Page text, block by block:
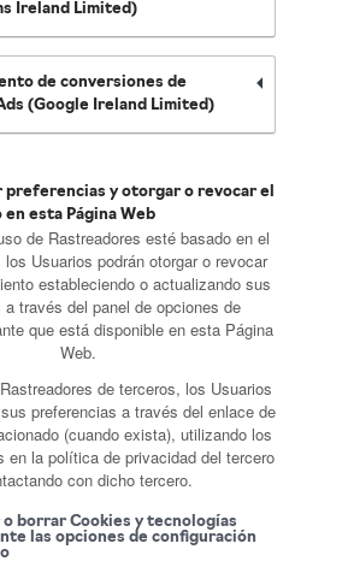
Ireland Limited)
de conversiones de
(Google Ireland Limited)
preferencias y otorgar o revocar el
esta Página Web
de Rastreadores esté basado en el
Usuarios podrán otorgar o revocar
estableciendo o actualizando sus
a través del panel de opciones de
que está disponible en esta Página
Web.
de terceros, los Usuarios
preferencias a través del enlace de
(cuando exista), utilizando los
en la política de privacidad del tercero
con dicho tercero.
borrar Cookies y tecnologías
las opciones de configuración